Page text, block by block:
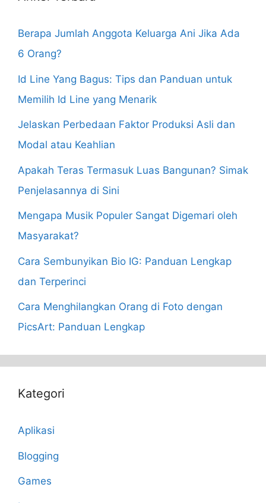
Berapa Jumlah Anggota Keluarga Ani Jika Ada
6 Orang?
Id Line Yang Bagus: Tips dan Panduan untuk
Memilih Id Line yang Menarik
Jelaskan Perbedaan Faktor Produksi Asli dan
Modal atau Keahlian
Apakah Teras Termasuk Luas Bangunan? Simak
Penjelasannya di Sini
Mengapa Musik Populer Sangat Digemari oleh
Masyarakat?
Cara Sembunyikan Bio IG: Panduan Lengkap
dan Terperinci
Cara Menghilangkan Orang di Foto dengan
PicsArt: Panduan Lengkap
Kategori
Aplikasi
Blogging
Games